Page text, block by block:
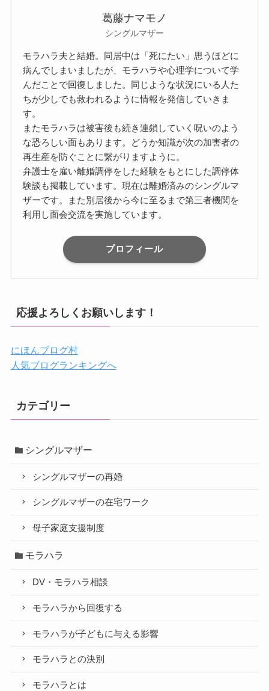
葛藤ナマモノ
シングルマザー
モラハラ夫と結婚。同居中は「死にたい」思うほどに
病んでしまいましたが、モラハラや心理学について学
んだことで回復しました。同じような状況にいる人た
ちが少しでも救われるように情報を発信していきま
す。
またモラハラは被害後も続き連鎖していく呪いのよう
な恐ろしい面もあります。どうか知識が次の加害者の
再生産を防ぐことに繋がりますように。
弁護士を雇い離婚調停をした経験をもとにした調停体
験談も掲載しています。現在は離婚済みのシングルマ
ザーです。また別居後から今に至るまで第三者機関を
利用し面会交流を実施しています。
プロフィール
応援よろしくお願いします！
にほんブログ村
人気ブログランキングへ
カテゴリー
シングルマザー
シングルマザーの再婚
シングルマザーの在宅ワーク
母子家庭支援制度
モラハラ
DV・モラハラ相談
モラハラから回復する
モラハラが子どもに与える影響
モラハラとの決別
モラハラとは